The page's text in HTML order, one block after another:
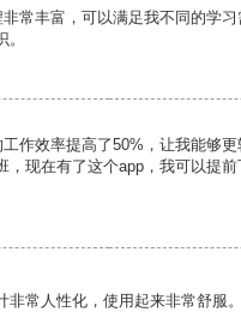
常丰富，可以满足我不同的学
作效率提高了50%，让我能够更
，现在有了这个app，我可以提
非常人性化，使用起来非常舒服。